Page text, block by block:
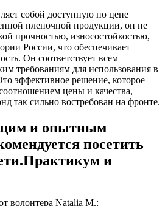
собой доступную по цене
пленочной продукции, он не
прочностью, износостойкостью,
России, что обеспечивает
Он соответствует всем
требованиям для использования в
эффективное решение, которое
цены и качества,
так сильно востребован на фронте.
и опытным
посетить
и
волонтера Natalia М.: